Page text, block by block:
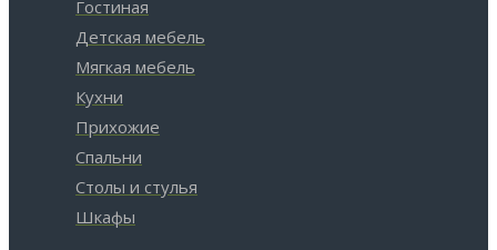
Гостиная
Детская мебель
Мягкая мебель
Кухни
Прихожие
Спальни
Столы и стулья
Шкафы